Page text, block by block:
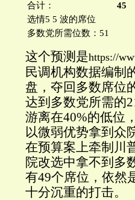
合计：
45
选情5 5 波的席位
多数党所需位数：51
这个预测是https://
民调机构数据编制
盘，夺回多数席位
达到多数党所需的
游离在40%的低位
以微弱优势拿到众
在预算案上牵制川
院改选中拿不到多
有49个席位，依然
十分沉重的打击。